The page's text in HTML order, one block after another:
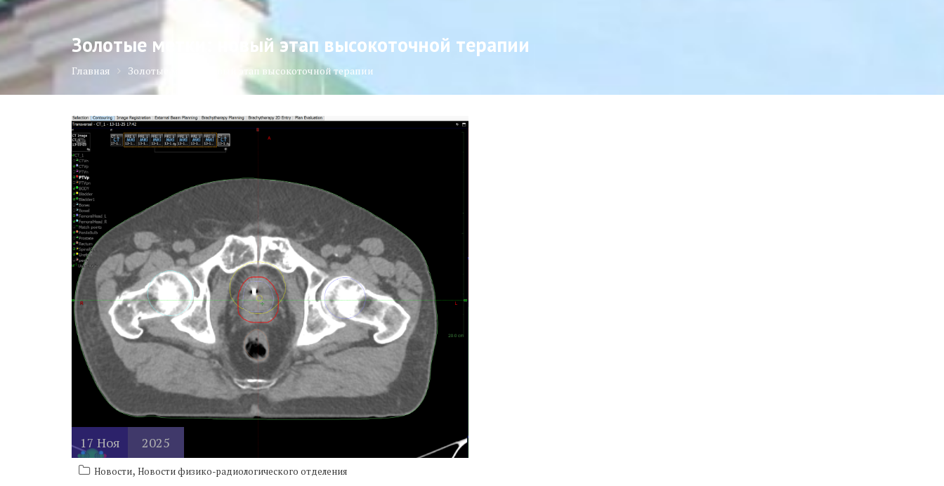
Золотые метки: новый этап высокоточной терапии
Главная Золотые метки: новый этап высокоточной терапии
17 Ноя 2025
Новости, Новости физико-радиологического отделения